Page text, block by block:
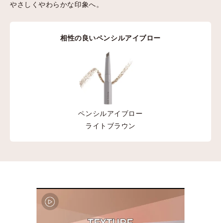
やさしくやわらかな印象へ。
相性の良いペンシルアイブロー
ペンシルアイブロー
ライトブラウン